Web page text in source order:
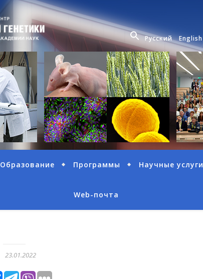
Русский English
Образование Программы Научные услуги
Web-почта
23.01.2022